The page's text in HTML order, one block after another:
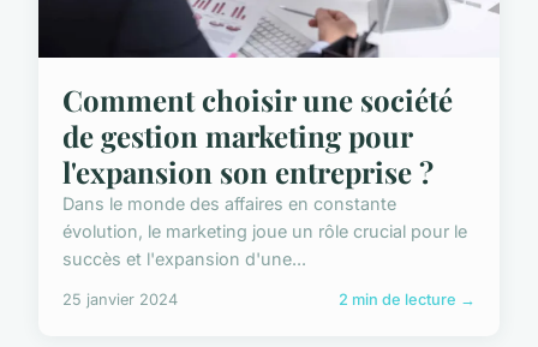
Comment choisir une société
de gestion marketing pour
l'expansion son entreprise ?
Dans le monde des affaires en constante
évolution, le marketing joue un rôle crucial pour le
succès et l'expansion d'une...
25 janvier 2024 2 min de lecture →